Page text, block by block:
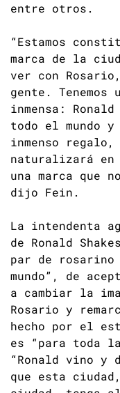
entre otros.
“Estamos
marca de la
ver con
gente. Tenemos
inmensa:
todo el mundo
inmenso regalo,
naturalizará
una marca que
dijo Fein.
La intendenta
de Ronald
par de rosarino
mundo”, de
a cambiar la
Rosario y
hecho por el
es “para toda
“Ronald vino y
que esta